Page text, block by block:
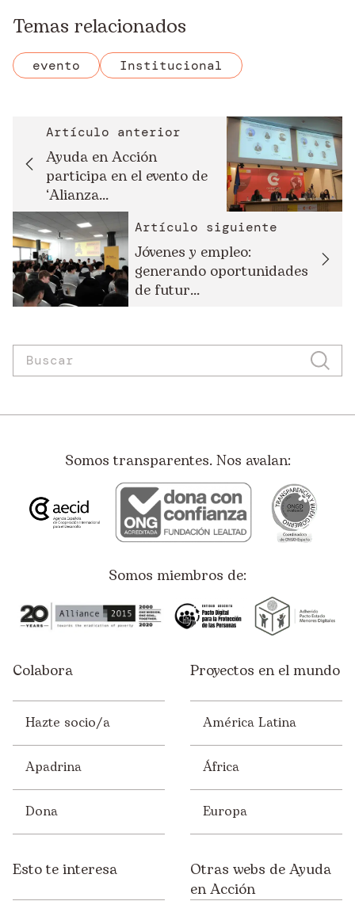
Temas relacionados
evento Institucional
Artículo anterior
Ayuda en Acción
participa en el evento de
‘Alianza...
Artículo siguiente
Jóvenes y empleo:
generando oportunidades
de futur...
Somos transparentes. Nos avalan:
Somos miembros de:
Colabora
Hazte socio/a
Apadrina
Dona
Proyectos en el mundo
América Latina
África
Europa
Esto te interesa
Otras webs de Ayuda
en Acción